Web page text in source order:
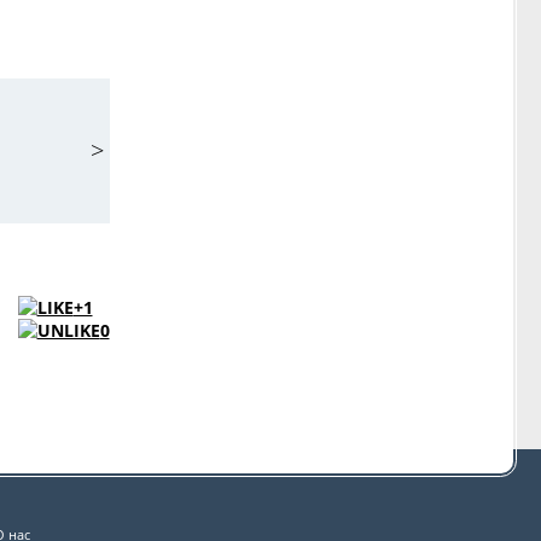
>
+1
0
нас